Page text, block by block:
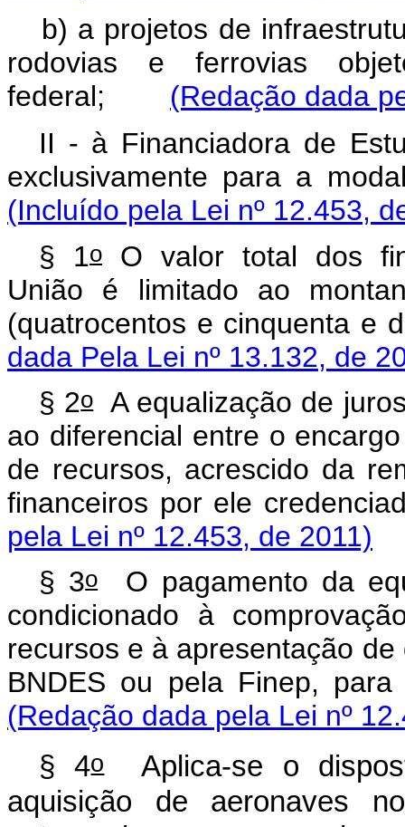
b) a projetos de
rodovias e ferrovias
federal; (Redação dada
II - à Financiadora de
exclusivamente para a
(Incluído pela Lei nº 12.453,
§ 1o O valor total dos
União é limitado ao
(quatrocentos e
dada Pela Lei nº 13.132, de
§ 2oA equalização de
ao diferencial entre o
de recursos, acrescido da
financeiros por ele
pela Lei nº 12.453, de 2011)
§ 3oO pagamento da
condicionado à
recursos e à apresentação
BNDES ou pela Finep,
(Redação dada pela Lei nº
§ 4oAplica-se o
aquisição de aeronaves